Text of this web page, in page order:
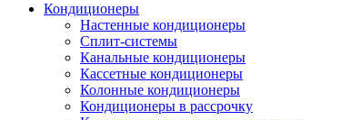
Кондиционеры
Настенные кондиционеры
Сплит-системы
Канальные кондиционеры
Кассетные кондиционеры
Колонные кондиционеры
Кондиционеры в рассрочку